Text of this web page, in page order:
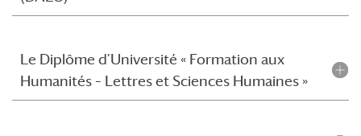
Le Diplôme d’Université « Formation aux
Humanités – Lettres et Sciences Humaines »